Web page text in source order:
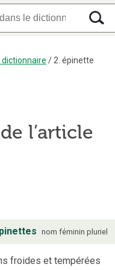
dictionnaire / 2. épinette
l’article
nom féminin pluriel
froides et tempérées